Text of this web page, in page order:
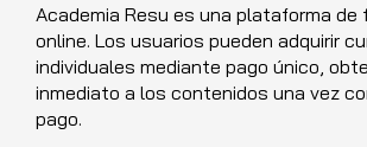
Academia Resu es una plataforma de
online. Los usuarios pueden adquirir
individuales mediante pago único,
inmediato a los contenidos una vez
pago.